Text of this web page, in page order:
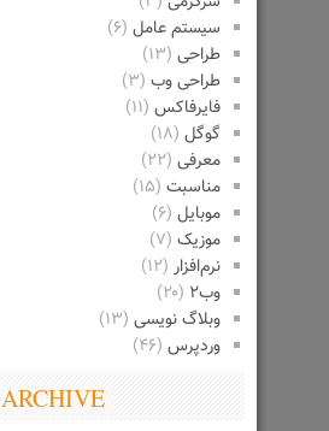
سیستم عامل (۶)
طراحی (۱۳)
طراحی وب (۳)
فایرفاکس (۱۱)
گوگل (۱۸)
معرفی (۲۲)
مناسبت (۱۵)
موبایل (۶)
موزیک (۷)
نرم‌افزار (۱۲)
وب۲ (۲۰)
وبلاگ نویسی (۱۳)
وردپرس (۴۶)
ARCHIVE